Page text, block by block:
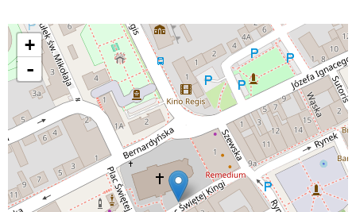
+
-